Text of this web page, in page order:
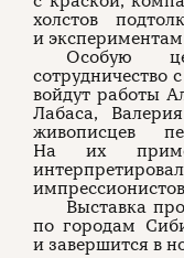
холстов
и
Особую
сотрудничество
войдут работы
Лабаса,
живописцев
На их
Выставка
по городам
и завершится в